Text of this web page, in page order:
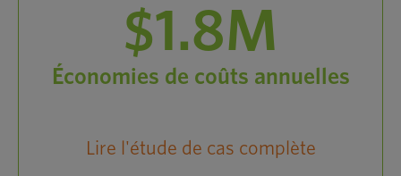
$1.8M
Économies de coûts annuelles
Lire l'étude de cas complète